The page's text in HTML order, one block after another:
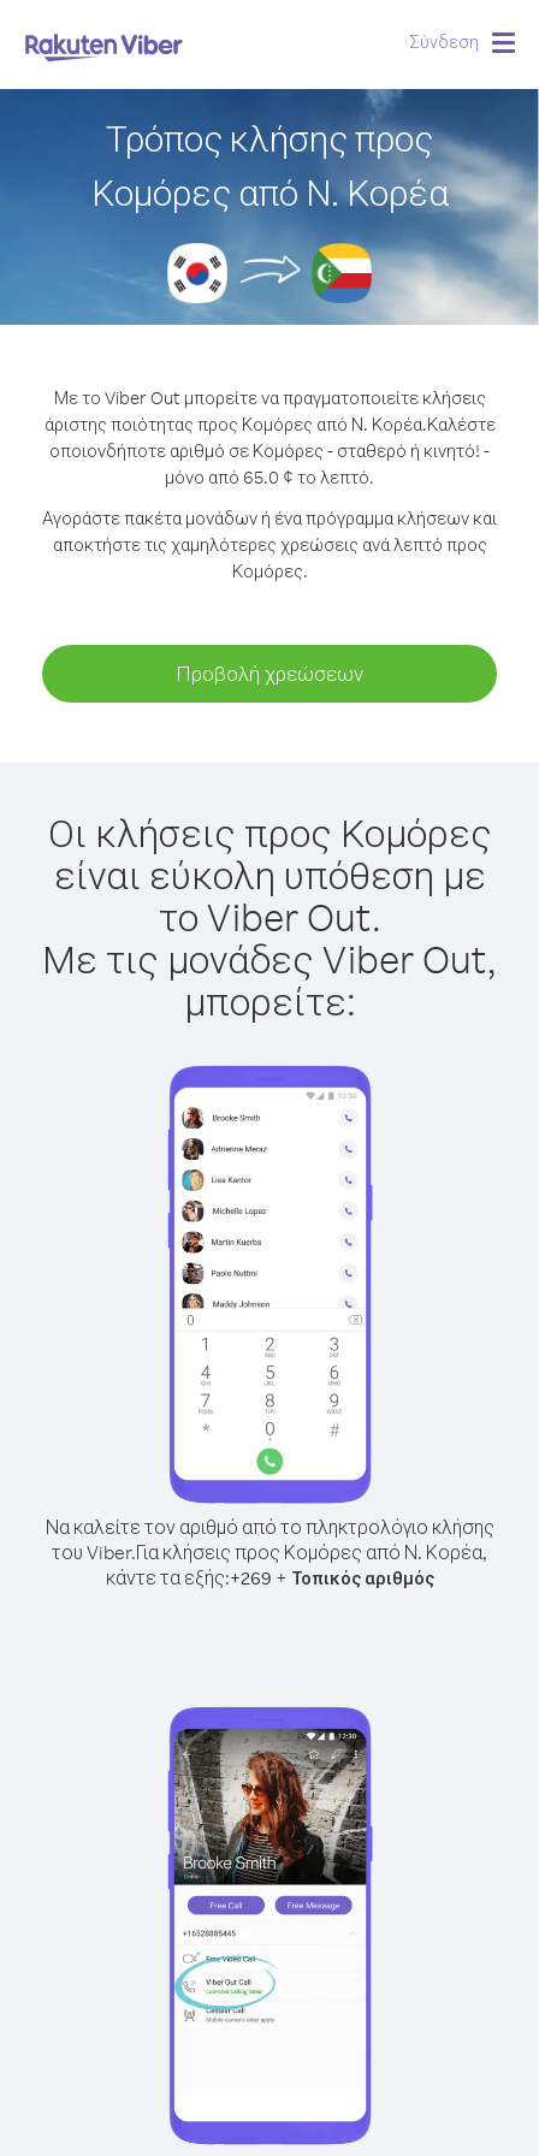
Σύνδεση
Τρόπος κλήσης προς
Κομόρες από Ν. Κορέα
Με το Viber Out μπορείτε να πραγματοποιείτε κλήσεις
άριστης ποιότητας προς Κομόρες από Ν. Κορέα.Καλέστε
οποιονδήποτε αριθμό σε Κομόρες - σταθερό ή κινητό! -
μόνο από 65.0 ¢ το λεπτό.
Αγοράστε πακέτα μονάδων ή ένα πρόγραμμα κλήσεων και
αποκτήστε τις χαμηλότερες χρεώσεις ανά λεπτό προς
Κομόρες.
Προβολή χρεώσεων
Οι κλήσεις προς Κομόρες
είναι εύκολη υπόθεση με
το Viber Out.
Με τις μονάδες Viber Out,
μπορείτε:
Να καλείτε τον αριθμό από το πληκτρολόγιο κλήσης
του Viber.Για κλήσεις προς Κομόρες από Ν. Κορέα,
κάντε τα εξής:+269 + Τοπικός αριθμός